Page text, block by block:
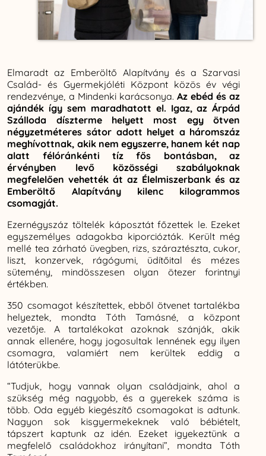
Elmaradt az Emberöltő Alapítvány és a Szarvasi
Család- és Gyermekjóléti Központ közös év végi
rendezvénye, a Mindenki karácsonya. Az ebéd és az
ajándék így sem maradhatott el. Igaz, az Árpád
Szálloda díszterme helyett most egy ötven
négyzetméteres sátor adott helyet a háromszáz
meghívottnak, akik nem egyszerre, hanem két nap
alatt félóránkénti tíz fős bontásban, az
érvényben levő közösségi szabályoknak
megfelelően vehették át az Élelmiszerbank és az
Emberöltő Alapítvány kilenc kilogrammos
csomagját.
Ezernégyszáz töltelék káposztát főzettek le. Ezeket
egyszemélyes adagokba kiporciózták. Került még
mellé tea zárható üvegben, rizs, száraztészta, cukor,
liszt, konzervek, rágógumi, üdítőital és mézes
sütemény, mindösszesen olyan ötezer forintnyi
értékben.
350 csomagot készítettek, ebből ötvenet tartalékba
helyeztek, mondta Tóth Tamásné, a központ
vezetője. A tartalékokat azoknak szánják, akik
annak ellenére, hogy jogosultak lennének egy ilyen
csomagra, valamiért nem kerültek eddig a
látóterükbe.
“Tudjuk, hogy vannak olyan családjaink, ahol a
szükség még nagyobb, és a gyerekek száma is
több. Oda egyéb kiegészítő csomagokat is adtunk.
Nagyon sok kisgyermekeknek való bébiételt,
tápszert kaptunk az idén. Ezeket igyekeztünk a
megfelelő családokhoz irányítani”, mondta Tóth